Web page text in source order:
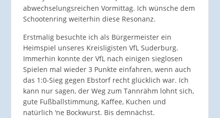
abwechselungsreichen Vormittag. Ich wünsche dem
Schootenring weiterhin diese Resonanz.
Erstmalig besuchte ich als Bürgermeister ein
Heimspiel unseres Kreisligisten VfL Suderburg.
Immerhin konnte der VfL nach einigen sieglosen
Spielen mal wieder 3 Punkte einfahren, wenn auch
das 1:0-Sieg gegen Ebstorf recht glücklich war. Ich
kann nur sagen, der Weg zum Tannrähm lohnt sich,
gute Fußballstimmung, Kaffee, Kuchen und
natürlich ‘ne Bockwurst. Bis demnächst.